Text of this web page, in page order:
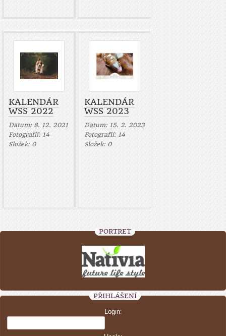
KALENDÁR
WSS 2022
Datum: 8. 12. 2021
Fotografií: 14
Složek: 0
KALENDÁR
WSS 2023
Datum: 15. 2. 2023
Fotografií: 14
Složek: 0
PORTRÉT
PŘIHLÁŠENÍ
Login: